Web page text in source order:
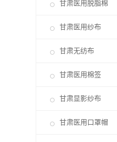
甘肃医用脱脂棉
甘肃医用纱布
甘肃无纺布
甘肃医用棉签
甘肃显影纱布
甘肃医用口罩帽